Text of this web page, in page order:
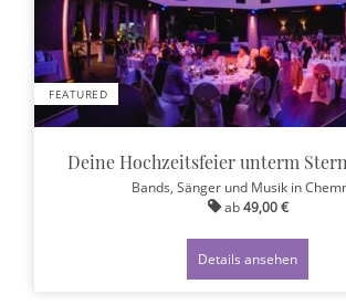
FEATURED
Deine Hochzeitsfeier unterm
Bands, Sänger und Musik in
ab49,00 €
Details ansehen